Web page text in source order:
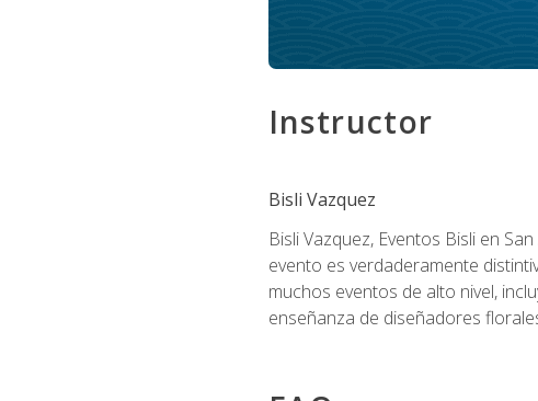
Instructor
Bisli Vazquez
Bisli Vazquez, Eventos Bisli en
evento es verdaderamente
muchos eventos de alto nivel,
enseñanza de diseñadores